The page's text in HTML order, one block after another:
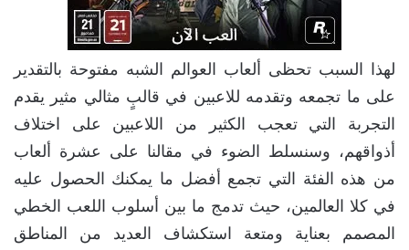
لهذا السبب تحظى ألعاب العوالم الشبه مفتوحة بالتقدير
على ما تجمعه وتقدمه للاعبين في قالبٍ مثالي مثير يقدم
التجربة التي تعجب الكثير من اللاعبين على اختلاف
أذواقهم، وسنسلط الضوء في مقالنا على عشرة ألعاب
من هذه الفئة التي تجمع أفضل ما يمكنك الحصول عليه
في كلا العالمين، حيث تدمج ما بين أسلوب اللعب الخطي
المصمم بعناية ومتعة استكشاف العديد من المناطق